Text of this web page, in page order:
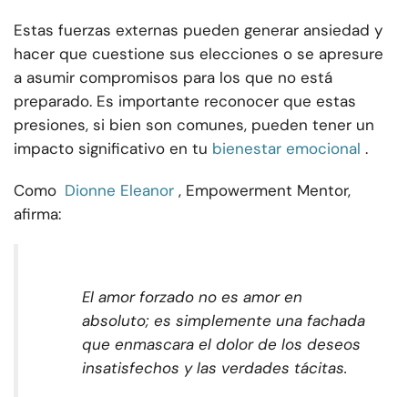
Estas fuerzas externas pueden generar ansiedad y
hacer que cuestione sus elecciones o se apresure
a asumir compromisos para los que no está
preparado. Es importante reconocer que estas
presiones, si bien son comunes, pueden tener un
impacto significativo en tu bienestar emocional .
Como Dionne Eleanor , Empowerment Mentor,
afirma:
El amor forzado no es amor en
absoluto; es simplemente una fachada
que enmascara el dolor de los deseos
insatisfechos y las verdades tácitas.